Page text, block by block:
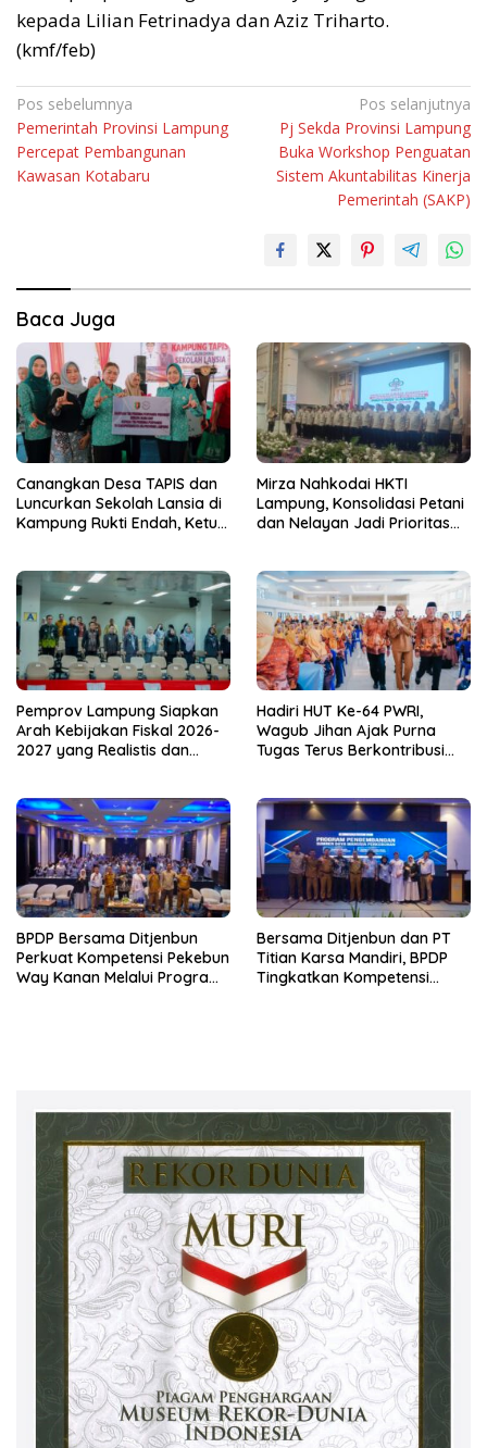
kepada Lilian Fetrinadya dan Aziz Triharto.
(kmf/feb)
Navigasi
pos
Pos sebelumnya
Pemerintah Provinsi Lampung
Percepat Pembangunan
Kawasan Kotabaru
Pos selanjutnya
Pj Sekda Provinsi Lampung
Buka Workshop Penguatan
Sistem Akuntabilitas Kinerja
Pemerintah (SAKP)
Baca Juga
Canangkan Desa TAPIS dan
Luncurkan Sekolah Lansia di
Kampung Rukti Endah, Ketua
dari Desa
Mirza Nahkodai HKTI
Lampung, Konsolidasi Petani
dan Nelayan Jadi Prioritas
Pemprov Lampung Siapkan
Arah Kebijakan Fiskal 2026-
2027 yang Realistis dan
Hadiri HUT Ke-64 PWRI,
Wagub Jihan Ajak Purna
Tugas Terus Berkontribusi
BPDP Bersama Ditjenbun
Perkuat Kompetensi Pekebun
Way Kanan Melalui Program
Bersama Ditjenbun dan PT
Titian Karsa Mandiri, BPDP
Tingkatkan Kompetensi